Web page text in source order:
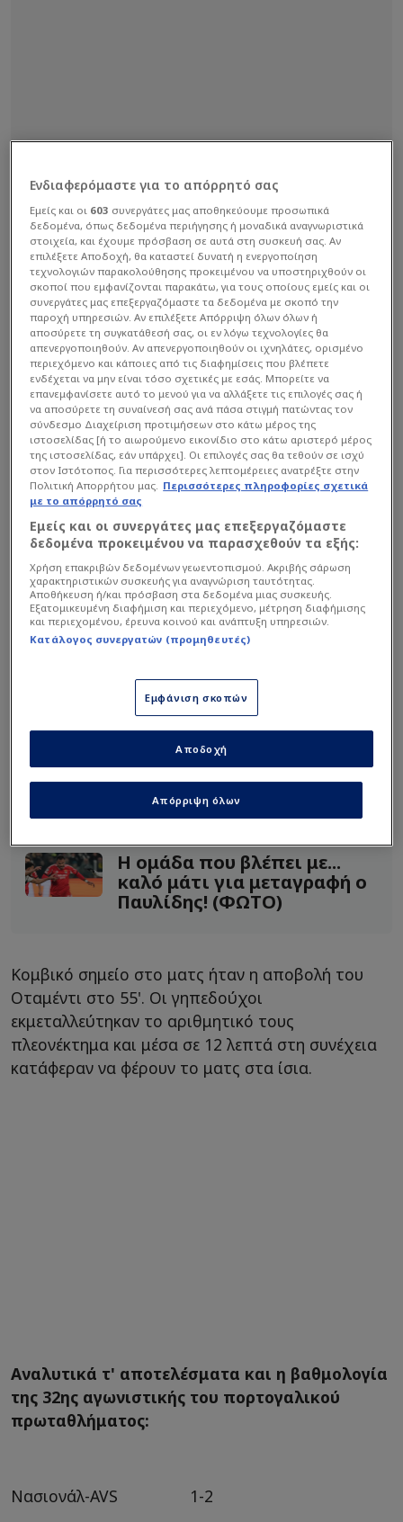
Το παράδοξο για την ομάδα του Μουρίνιο, εκτός
του ότι προηγήθηκε με 2-0 και ισοφαρίστηκε από
ένα... αδιάφορο βαθμολογικά αντίπαλο, ήταν το
γεγονός ότι ο πρώτος σκόρερ τηςΒαγγέλης
Παυλίδηςέμεινε σε όλο το ματς στον πάγκο!
Γεγονός που αν μη τι άλλο προκαλεί πολλά
ερωτηματικά, τη στιγμή που ο Έλληνας στράικερ
Διαβάστε επίσης...
Η ομάδα που έχει βάλει
"στόχο" τον Παυλίδη για το
καλοκαίρι (ΦΩΤΟ)
Η ομάδα που βλέπει με...
καλό μάτι για μεταγραφή ο
Παυλίδης! (ΦΩΤΟ)
Κομβικό σημείο στο ματς ήταν η αποβολή του
Οταμέντι στο 55'. Οι γηπεδούχοι
εκμεταλλεύτηκαν το αριθμητικό τους
πλεονέκτημα και μέσα σε 12 λεπτά στη συνέχεια
κατάφεραν να φέρουν το ματς στα ίσια.
Αναλυτικά τ' αποτελέσματα και η βαθμολογία
της 32ης αγωνιστικής του πορτογαλικού
πρωταθλήματος:
Νασιονάλ-AVS 1-2
Ενδιαφερόμαστε για το απόρρητό σας
Εμείς και οι 603 συνεργάτες μας αποθηκεύουμε προσωπικά
δεδομένα, όπως δεδομένα περιήγησης ή μοναδικά αναγνωριστικά
στοιχεία, και έχουμε πρόσβαση σε αυτά στη συσκευή σας. Αν
επιλέξετε Αποδοχή, θα καταστεί δυνατή η ενεργοποίηση
τεχνολογιών παρακολούθησης προκειμένου να υποστηριχθούν οι
σκοποί που εμφανίζονται παρακάτω, για τους οποίους εμείς και οι
συνεργάτες μας επεξεργαζόμαστε τα δεδομένα με σκοπό την
παροχή υπηρεσιών. Αν επιλέξετε Απόρριψη όλων όλων ή
αποσύρετε τη συγκατάθεσή σας, οι εν λόγω τεχνολογίες θα
απενεργοποιηθούν. Αν απενεργοποιηθούν οι ιχνηλάτες, ορισμένο
περιεχόμενο και κάποιες από τις διαφημίσεις που βλέπετε
ενδέχεται να μην είναι τόσο σχετικές με εσάς. Μπορείτε να
επανεμφανίσετε αυτό το μενού για να αλλάξετε τις επιλογές σας ή
να αποσύρετε τη συναίνεσή σας ανά πάσα στιγμή πατώντας τον
σύνδεσμο Διαχείριση προτιμήσεων στο κάτω μέρος της
ιστοσελίδας [ή το αιωρούμενο εικονίδιο στο κάτω αριστερό μέρος
της ιστοσελίδας, εάν υπάρχει]. Οι επιλογές σας θα τεθούν σε ισχύ
στον Ιστότοπος. Για περισσότερες λεπτομέρειες ανατρέξτε στην
Πολιτική Απορρήτου μας. Περισσότερες πληροφορίες σχετικά
με το απόρρητό σας
Εμείς και οι συνεργάτες μας επεξεργαζόμαστε
δεδομένα προκειμένου να παρασχεθούν τα εξής:
Χρήση επακριβών δεδομένων γεωεντοπισμού. Ακριβής σάρωση
χαρακτηριστικών συσκευής για αναγνώριση ταυτότητας.
Αποθήκευση ή/και πρόσβαση στα δεδομένα μιας συσκευής.
Εξατομικευμένη διαφήμιση και περιεχόμενο, μέτρηση διαφήμισης
και περιεχομένου, έρευνα κοινού και ανάπτυξη υπηρεσιών.
Κατάλογος συνεργατών (προμηθευτές)
Εμφάνιση σκοπών
Απόρριψη όλων
Αποδοχή